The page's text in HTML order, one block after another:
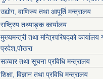
उद्योग, वाणिज्य तथा आपूर्ति मन्त्रालय
राष्ट्रिय तथ्याङ्क कार्यालय
मुख्यमन्त्री तथा मन्त्रिपरिषद्को कार्यालय
प्रदेश,पोखरा
सञ्‍चार तथा सूचना प्रविधि मन्त्रालय
शिक्षा, विज्ञान तथा प्रविधि मन्त्रालय